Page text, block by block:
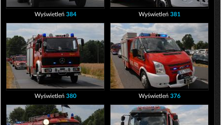
Wyświetleń 384 Wyświetleń 381
Wyświetleń 380 Wyświetleń 376